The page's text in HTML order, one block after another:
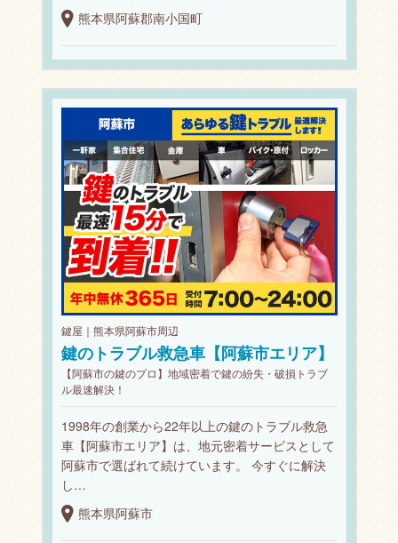
熊本県阿蘇郡南小国町
鍵屋｜熊本県阿蘇市周辺
鍵のトラブル救急車【阿蘇市エリア】
【阿蘇市の鍵のプロ】地域密着で鍵の紛失・破損トラブ
ル最速解決！
1998年の創業から22年以上の鍵のトラブル救急
車【阿蘇市エリア】は、地元密着サービスとして
阿蘇市で選ばれて続けています。 今すぐに解決
し…
熊本県阿蘇市